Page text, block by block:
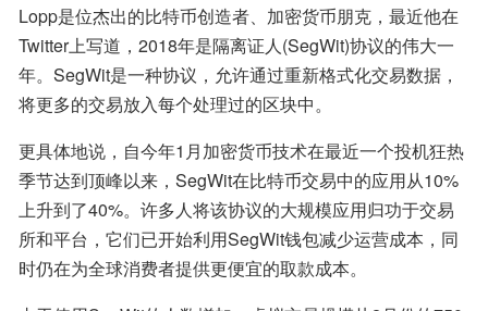
Lopp是位杰出的比特币创造者、加密货币朋克，最近他在
Twitter上写道，2018年是隔离证人(SegWit)协议的伟大一
年。SegWit是一种协议，允许通过重新格式化交易数据，
将更多的交易放入每个处理过的区块中。
更具体地说，自今年1月加密货币技术在最近一个投机狂热
季节达到顶峰以来，SegWit在比特币交易中的应用从10%
上升到了40%。许多人将该协议的大规模应用归功于交易
所和平台，它们已开始利用SegWit钱包减少运营成本，同
时仍在为全球消费者提供更便宜的取款成本。